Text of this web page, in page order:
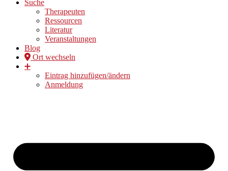
Suche
Therapeuten
Ressourcen
Literatur
Veranstaltungen
Blog
Ort wechseln
➕
Eintrag hinzufügen/ändern
Anmeldung